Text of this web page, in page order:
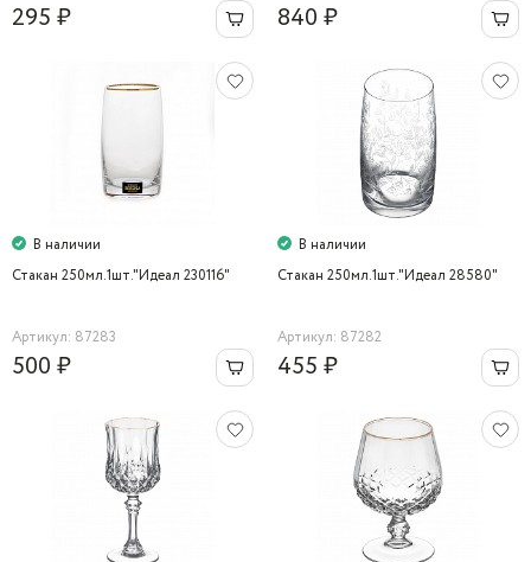
295 ₽ 840 ₽
В наличии
Стакан 250мл.1шт."Идеал 230116"
Артикул: 87283
500 ₽
В наличии
Стакан 250мл.1шт."Идеал 28580"
Артикул: 87282
455 ₽